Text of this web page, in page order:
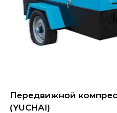
Передвижной
(YUCHAI)